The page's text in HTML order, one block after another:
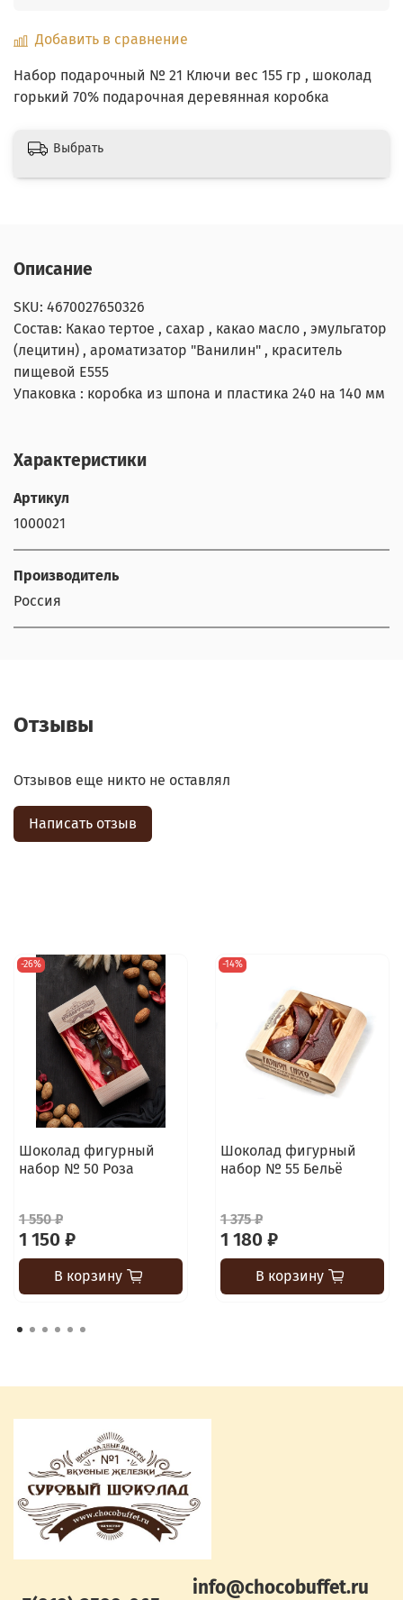
Добавить в сравнение
Набор подарочный № 21 Ключи вес 155 гр , шоколад
горький 70% подарочная деревянная коробка
Выбрать
Описание
SKU: 4670027650326
Состав: Какао тертое , сахар , какао масло , эмульгатор
(лецитин) , ароматизатор "Ванилин" , краситель
пищевой Е555
Упаковка : коробка из шпона и пластика 240 на 140 мм
Характеристики
Артикул
1000021
Производитель
Россия
Отзывы
Отзывов еще никто не оставлял
Написать отзыв
-26%
Шоколад фигурный
набор № 50 Роза
1 550 ₽
1 150 ₽
В корзину
-14%
Шоколад фигурный
набор № 55 Бельё
1 375 ₽
1 180 ₽
В корзину
info@chocobuffet.ru